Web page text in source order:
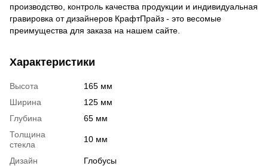
производство, контроль качества продукции и индивидуальная
гравировка от дизайнеров КрафтПрайз - это весомые
преимущества для заказа на нашем сайте.
Характеристики
Высота
165 мм
Ширина
125 мм
Глубина
65 мм
Толщина
стекла
10 мм
Дизайн Глобусы